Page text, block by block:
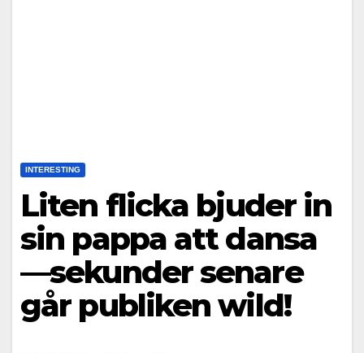
INTERESTING
Liten flicka bjuder in
sin pappa att dansa
—sekunder senare
går publiken wild!